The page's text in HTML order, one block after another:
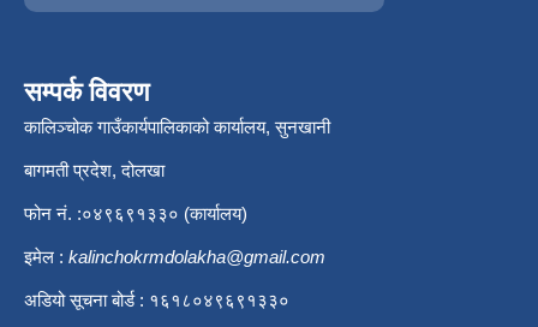
सम्पर्क विवरण
कालिञ्चोक गाउँकार्यपालिकाको कार्यालय, सुनखानी
बागमती प्रदेश, दोलखा
फोन नं. :०४९६९१३३० (कार्यालय)
इमेल : kalinchokrmdolakha@gmail.com
अडियो सूचना बोर्ड : १६१८०४९६९१३३०